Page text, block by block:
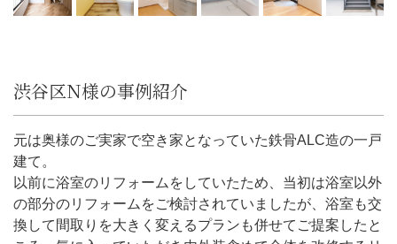
渋谷区N様の事例紹介
元は奥様のご実家で空き家となっていた鉄骨ALC造の一戸
建て。
以前に浴室のリフォームをしていたため、当初は浴室以外
の部分のリフォームをご検討されていましたが、浴室も交
換して間取りを大きく変えるプランも併せてご提案したと